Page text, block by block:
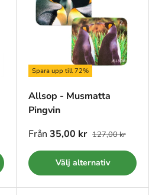
Spara upp till 72%
Allsop - Musmatta
Pingvin
Från 35,00 kr 127,00 kr
Välj alternativ